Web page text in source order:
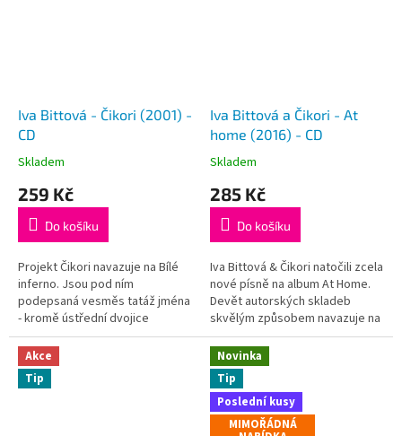
Iva Bittová - Čikori (2001) -
CD
Skladem
259 Kč
Do košíku
Projekt Čikori navazuje na Bílé
inferno. Jsou pod ním
podepsaná vesměs tatáž jména
- kromě ústřední dvojice
trumpetista Václav Kučera,
kontrabasista Jaromír Honzák a
dále bubeník a perkusista Miloš
Dvořáček. Texty...
Iva Bittová a Čikori - At
home (2016) - CD
Skladem
285 Kč
Do košíku
Iva Bittová & Čikori natočili zcela
nové písně na album At Home.
Devět autorských skladeb
skvělým způsobem navazuje na
legedární Bílé Inferno a to nejen
obsazením či poetikou, ale i
svou písňovou formou a
celkovým...
Akce
Tip
Novinka
Tip
Poslední kusy
MIMOŘÁDNÁ